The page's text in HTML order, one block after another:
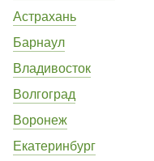
Астрахань
Барнаул
Владивосток
Волгоград
Воронеж
Екатеринбург